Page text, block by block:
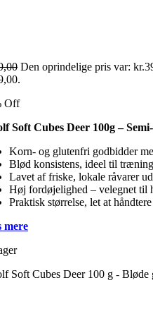
Den oprindelige pris var:
Off
Soft Cubes Deer 100g –
Korn- og glutenfri godbidder
Blød konsistens, ideel til
Lavet af friske, lokale råvarer
Høj fordøjelighed – velegnet til
Praktisk størrelse, let at
mere
Soft Cubes Deer 100 g - Bløde